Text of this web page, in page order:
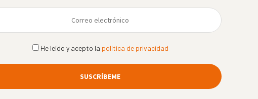
He leído y acepto la política de privacidad